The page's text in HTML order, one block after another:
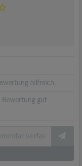
hilfreich.
Bewertung gut